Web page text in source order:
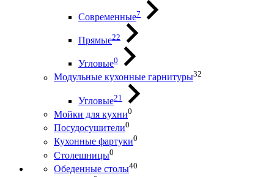
Современные7
Прямые22
Угловые0
Модульные кухонные гарнитуры32
Угловые21
Мойки для кухни0
Посудосушители0
Кухонные фартуки0
Столешницы0
Обеденные столы40